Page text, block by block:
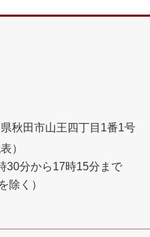
秋田市山王四丁目1番1号
）
30分から17時15分まで
除く）